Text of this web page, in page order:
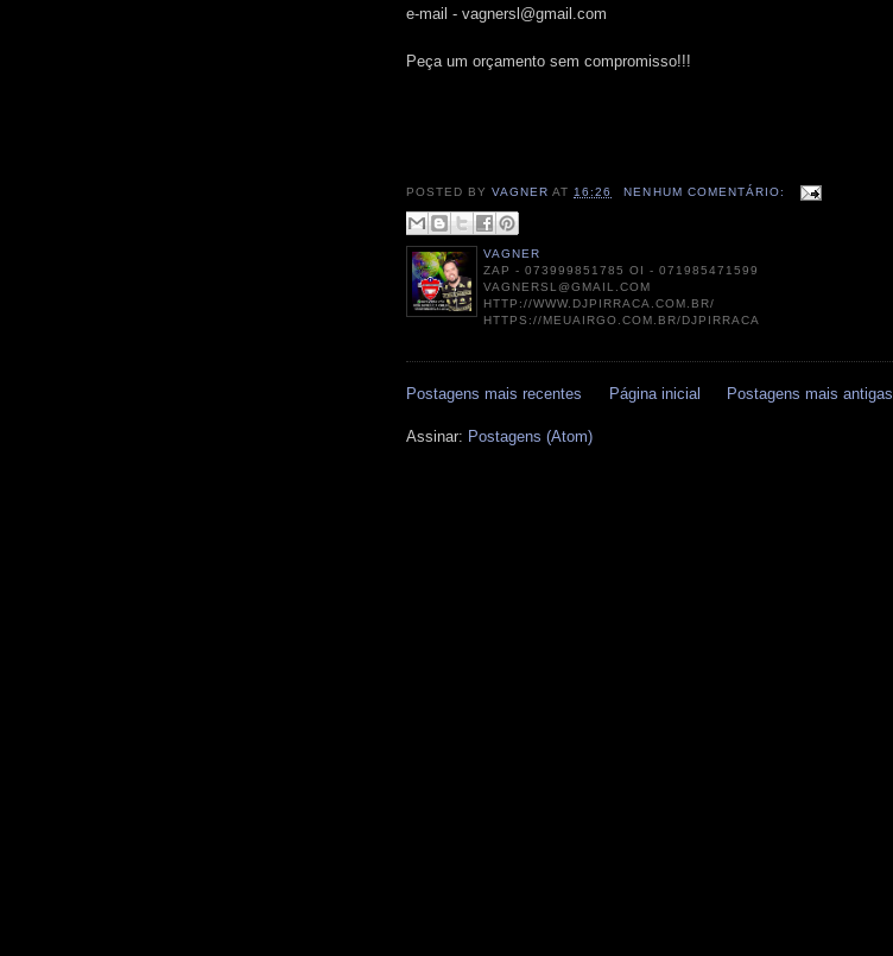
e-mail - vagnersl@gmail.com
Peça um orçamento sem compromisso!!!
POSTED BYVAGNER AT 16:26 NENHUM COMENTÁRIO:
VAGNER
ZAP - 073999851785 OI - 071985471599
VAGNERSL@GMAIL.COM
HTTP://WWW.DJPIRRACA.COM.BR/
HTTPS://MEUAIRGO.COM.BR/DJPIRRACA
Postagens mais recentes Postagens mais antigas
Página inicial
Assinar: Postagens (Atom)